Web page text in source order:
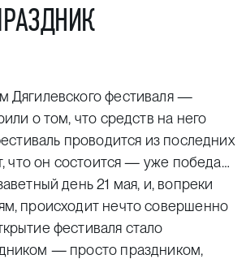
Дягилевского фестиваля —
о том, что средств на него
проводится из последних
что он состоится — уже победа…
день 21 мая, и, вопреки
происходит нечто совершенно
фестиваля стало
— просто праздником,